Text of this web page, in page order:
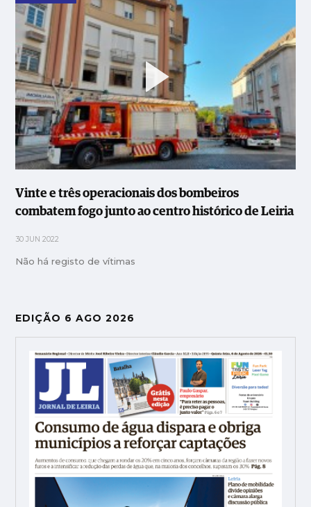
Vinte e três operacionais dos bombeiros
combatem fogo junto ao centro histórico de Leiria
30 JUN 2022
Não há registo de vítimas
EDIÇÃO 6 AGO 2026